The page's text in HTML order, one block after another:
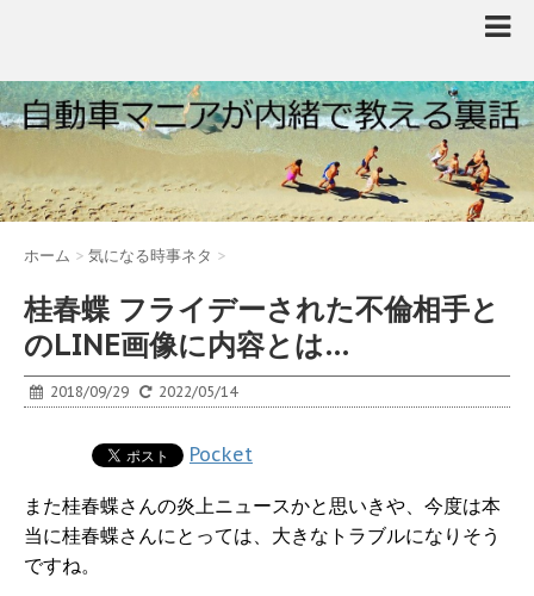
ホーム > 気になる時事ネタ >
桂春蝶 フライデーされた不倫相手と
のLINE画像に内容とは…
2018/09/29 2022/05/14
Pocket
また桂春蝶さんの炎上ニュースかと思いきや、今度は本
当に桂春蝶さんにとっては、大きなトラブルになりそう
ですね。